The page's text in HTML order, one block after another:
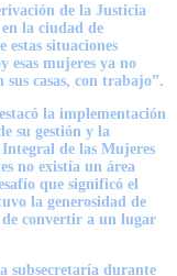
de la Justicia
la ciudad de
estas situaciones
esas mujeres ya no
sus casas, con trabajo”.
la implementación
su gestión y la
de las Mujeres
no existía un área
que significó el
la generosidad de
convertir a un lugar
subsecretaría durante